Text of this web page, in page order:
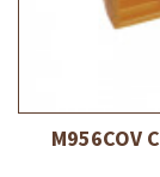
M956COV